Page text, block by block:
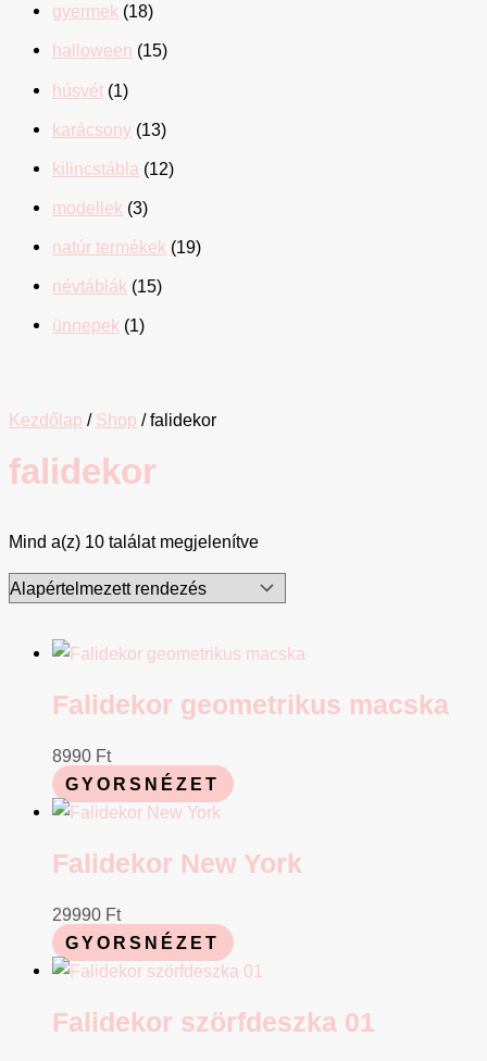
gyermek (18)
halloween (15)
húsvét (1)
karácsony (13)
kilincstábla (12)
modellek (3)
natúr termékek (19)
névtáblák (15)
ünnepek (1)
Kezdőlap / Shop / falidekor
falidekor
Mind a(z) 10 találat megjelenítve
Falidekor geometrikus macska
8990 Ft
GYORSNÉZET
Falidekor New York
29990 Ft
GYORSNÉZET
Falidekor szörfdeszka 01